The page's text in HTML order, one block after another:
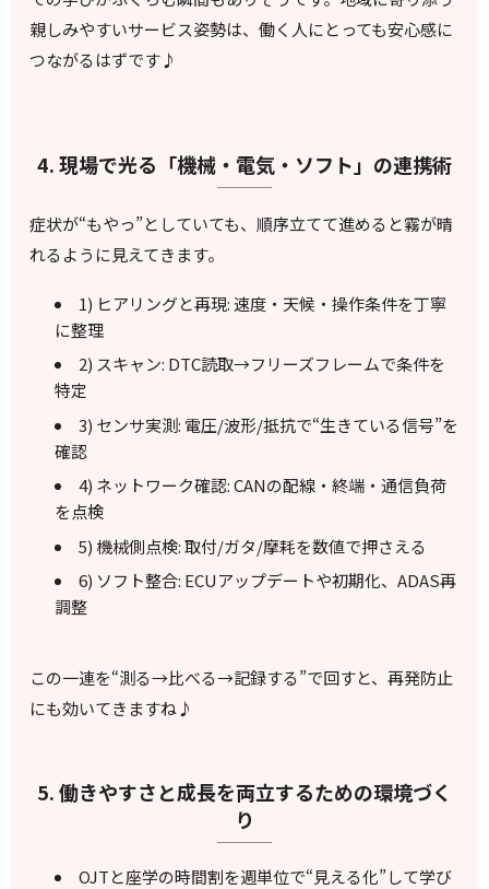
親しみやすいサービス姿勢は、働く人にとっても安心感に
つながるはずです♪
4. 現場で光る「機械・電気・ソフト」の連携術
症状が“もやっ”としていても、順序立てて進めると霧が晴
れるように見えてきます。
1) ヒアリングと再現: 速度・天候・操作条件を丁寧
に整理
2) スキャン: DTC読取→フリーズフレームで条件を
特定
3) センサ実測: 電圧/波形/抵抗で“生きている信号”を
確認
4) ネットワーク確認: CANの配線・終端・通信負荷
を点検
5) 機械側点検: 取付/ガタ/摩耗を数値で押さえる
6) ソフト整合: ECUアップデートや初期化、ADAS再
調整
この一連を“測る→比べる→記録する”で回すと、再発防止
にも効いてきますね♪
5. 働きやすさと成長を両立するための環境づく
り
OJTと座学の時間割を週単位で“見える化”して学び